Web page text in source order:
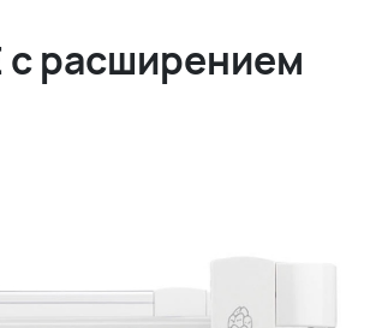
с расширением